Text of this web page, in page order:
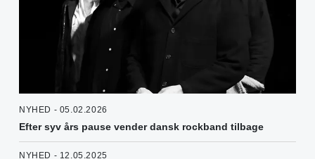
NYHED - 05.02.2026
Efter syv års pause vender dansk rockband tilbage
NYHED - 12.05.2025